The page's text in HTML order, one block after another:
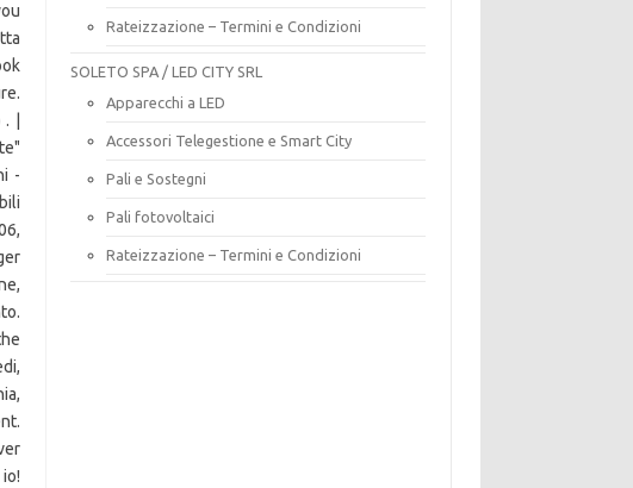
|
-
Rateizzazione – Termini e Condizioni
SOLETO SPA / LED CITY SRL
Apparecchi a LED
Accessori Telegestione e Smart City
Pali e Sostegni
Pali fotovoltaici
Rateizzazione – Termini e Condizioni